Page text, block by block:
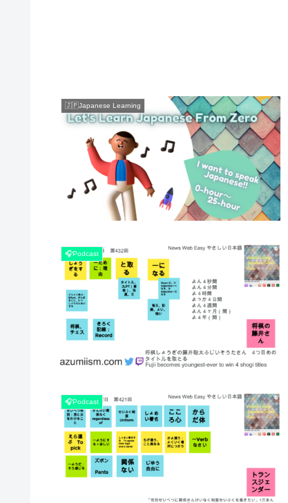
🇯🇵Japanese Learning
🎧Podcast
🎧Podcast